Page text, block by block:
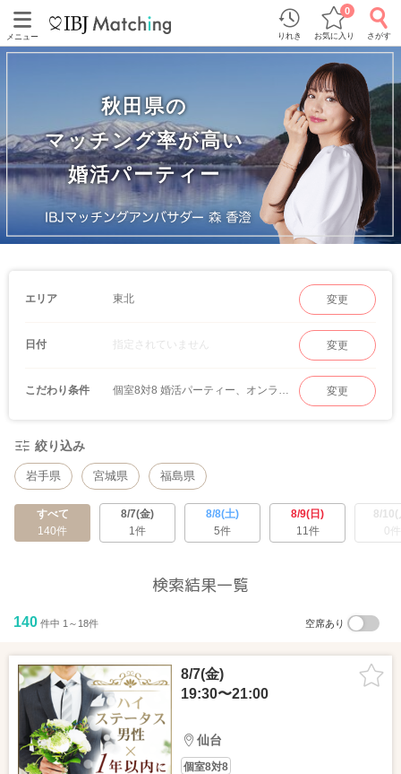
メニュー りれき お気に入り
0
さがす
秋田県の
マッチング率が高い
婚活パーティー
エリア 東北 変更
日付 指定されていません 変更
こだわり条件 変更
絞り込み
岩手県 宮城県 福島県
すべて
140件
8/7(金)
1件
8/8(土)
5件
8/9(日)
11件
8/10(
0件
検索結果一覧
140 件中 1～18件 空席あり
8/7(金)
19:30〜21:00
仙台
個室8対8